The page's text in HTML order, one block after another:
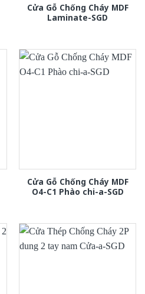
Cửa Gỗ Chống Cháy MDF
Laminate-SGD
Cửa Gỗ Chống Cháy MDF
O4-C1 Phào chi-a-SGD